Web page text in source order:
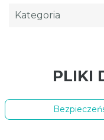
Kategoria
PLIKI